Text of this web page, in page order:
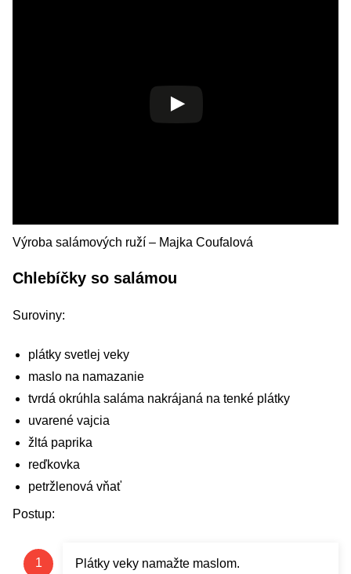
Výroba salámových ruží – Majka Coufalová
Chlebíčky so salámou
Suroviny:
plátky svetlej veky
maslo na namazanie
tvrdá okrúhla saláma nakrájaná na tenké plátky
uvarené vajcia
žltá paprika
reďkovka
petržlenová vňať
Postup:
Plátky veky namažte maslom.